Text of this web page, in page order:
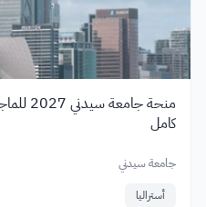
منحة
كامل
جامعة سيدني
أستراليا